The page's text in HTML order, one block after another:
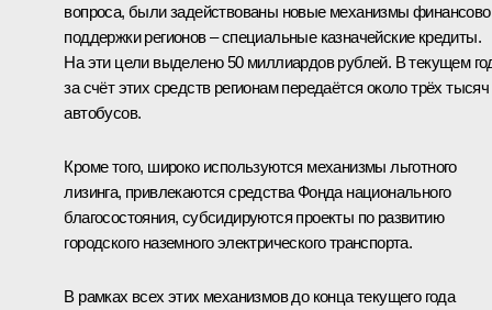
вопроса, были задействованы новые механизмы
поддержки регионов – специальные казначейские кредиты.
На эти цели выделено 50 миллиардов рублей. В текущем
за счёт этих средств регионам передаётся около трёх тысяч
автобусов.
Кроме того, широко используются механизмы льготного
лизинга, привлекаются средства Фонда национального
благосостояния, субсидируются проекты по развитию
городского наземного электрического транспорта.
В рамках всех этих механизмов до конца текущего года